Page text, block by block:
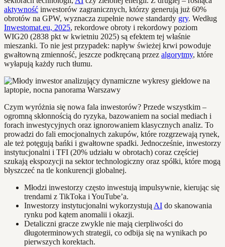
aktywność inwestorów zagranicznych, którzy generują już 60%
obrotów na GPW, wyznacza zupełnie nowe standardy gry. Według
Inwestomat.eu, 2025, rekordowe obroty i rekordowy poziom
WIG20 (2838 pkt w kwietniu 2025) są efektem tej właśnie
mieszanki. To nie jest przypadek: napływ świeżej krwi powoduje
gwałtowną zmienność, jeszcze podkręcaną przez algorytmy, które
wyłapują każdy ruch tłumu.
Czym wyróżnia się nowa fala inwestorów? Przede wszystkim –
ogromną skłonnością do ryzyka, bazowaniem na social mediach i
forach inwestycyjnych oraz ignorowaniem klasycznych analiz. To
prowadzi do fali emocjonalnych zakupów, które rozgrzewają rynek,
ale też potęgują bańki i gwałtowne spadki. Jednocześnie, inwestorzy
instytucjonalni i TFI (20% udziału w obrotach) coraz częściej
szukają ekspozycji na sektor technologiczny oraz spółki, które mogą
błyszczeć na tle konkurencji globalnej.
Młodzi inwestorzy często inwestują impulsywnie, kierując się
trendami z TikToka i YouTube’a.
Inwestorzy instytucjonalni wykorzystują AI do skanowania
rynku pod kątem anomalii i okazji.
Detaliczni gracze zwykle nie mają cierpliwości do
długoterminowych strategii, co odbija się na wynikach po
pierwszych korektach.